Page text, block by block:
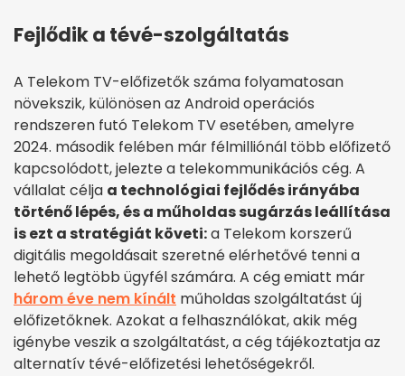
Fejlődik a tévé-szolgáltatás
A Telekom TV-előfizetők száma folyamatosan
növekszik, különösen az Android operációs
rendszeren futó Telekom TV esetében, amelyre
2024. második felében már félmilliónál több előfizető
kapcsolódott, jelezte a telekommunikációs cég. A
vállalat célja a technológiai fejlődés irányába
történő lépés, és a műholdas sugárzás leállítása
is ezt a stratégiát követi:a Telekom korszerű
digitális megoldásait szeretné elérhetővé tenni a
lehető legtöbb ügyfél számára. A cég emiatt már
három éve nem kínált műholdas szolgáltatást új
előfizetőknek. Azokat a felhasználókat, akik még
igénybe veszik a szolgáltatást, a cég tájékoztatja az
alternatív tévé-előfizetési lehetőségekről.